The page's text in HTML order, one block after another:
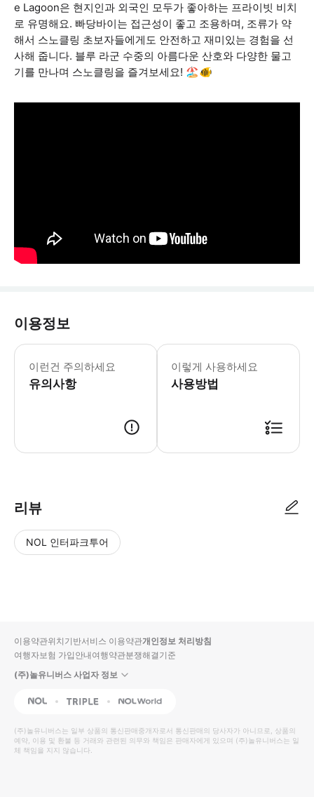
e Lagoon은 현지인과 외국인 모두가 좋아하는 프라이빗 비치
로 유명해요. 빠당바이는 접근성이 좋고 조용하며, 조류가 약
해서 스노클링 초보자들에게도 안전하고 재미있는 경험을 선
사해 줍니다. 블루 라군 수중의 아름다운 산호와 다양한 물고
기를 만나며 스노클링을 즐겨보세요! 🏖️🐠
이용정보
이런건 주의하세요
유의사항
<프라이빗 올인클루시브 투어 옵션
이렇게 사용하세요
사용방법
리뷰
NOL 인터파크투어
입니
다.
높
은
순
동
영
상
순
상
이용약관위치기반서비스 이용약관개인정보 처리방침
여행자보험 가입안내여행약관분쟁해결기준
(주)놀유니버스 사업자 정보
NOL Triple Interpark Global
(주)놀유니버스는 일부 상품의 통신판매중개자로서 통신판매의 당사자가 아니므로, 상품의
예약, 이용 및 환불 등 거래와 관련된 의무와 책임은 판매자에게 있으며 (주)놀유니버스는 일
체 책임을 지지 않습니다.